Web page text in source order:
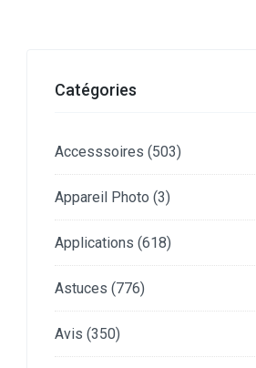
Catégories
Accesssoires (503)
Appareil Photo (3)
Applications (618)
Astuces (776)
Avis (350)